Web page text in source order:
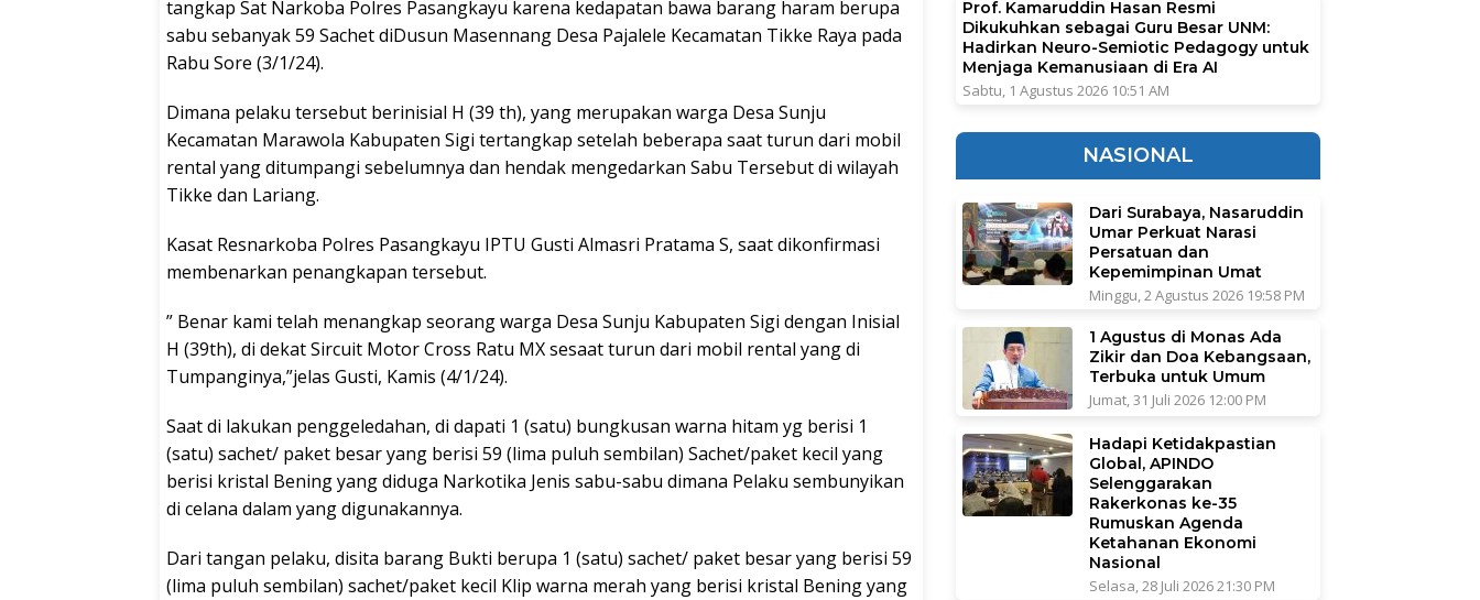
tangkap Sat Narkoba Polres Pasangkayu karena kedapatan bawa barang haram berupa
sabu sebanyak 59 Sachet diDusun Masennang Desa Pajalele Kecamatan Tikke Raya pada
Rabu Sore (3/1/24).
Dimana pelaku tersebut berinisial H (39 th), yang merupakan warga Desa Sunju
Kecamatan Marawola Kabupaten Sigi tertangkap setelah beberapa saat turun dari mobil
rental yang ditumpangi sebelumnya dan hendak mengedarkan Sabu Tersebut di wilayah
Tikke dan Lariang.
Kasat Resnarkoba Polres Pasangkayu IPTU Gusti Almasri Pratama S, saat dikonfirmasi
membenarkan penangkapan tersebut.
” Benar kami telah menangkap seorang warga Desa Sunju Kabupaten Sigi dengan Inisial
H (39th), di dekat Sircuit Motor Cross Ratu MX sesaat turun dari mobil rental yang di
Tumpanginya,”jelas Gusti, Kamis (4/1/24).
Saat di lakukan penggeledahan, di dapati 1 (satu) bungkusan warna hitam yg berisi 1
(satu) sachet/ paket besar yang berisi 59 (lima puluh sembilan) Sachet/paket kecil yang
berisi kristal Bening yang diduga Narkotika Jenis sabu-sabu dimana Pelaku sembunyikan
di celana dalam yang digunakannya.
Dari tangan pelaku, disita barang Bukti berupa 1 (satu) sachet/ paket besar yang berisi 59
(lima puluh sembilan) sachet/paket kecil Klip warna merah yang berisi kristal Bening yang
Prof. Kamaruddin Hasan Resmi
Dikukuhkan sebagai Guru Besar UNM:
Hadirkan Neuro-Semiotic Pedagogy untuk
Menjaga Kemanusiaan di Era AI
Sabtu, 1 Agustus 2026 10:51 AM
NASIONAL
Dari Surabaya, Nasaruddin
Umar Perkuat Narasi
Persatuan dan
Kepemimpinan Umat
Minggu, 2 Agustus 2026 19:58 PM
1 Agustus di Monas Ada
Zikir dan Doa Kebangsaan,
Terbuka untuk Umum
Jumat, 31 Juli 2026 12:00 PM
Hadapi Ketidakpastian
Global, APINDO
Selenggarakan
Rakerkonas ke-35
Rumuskan Agenda
Ketahanan Ekonomi
Nasional
Selasa, 28 Juli 2026 21:30 PM